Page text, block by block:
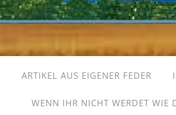
ARTIKEL AUS EIGENER FEDER
WENN IHR NICHT WERDET WIE